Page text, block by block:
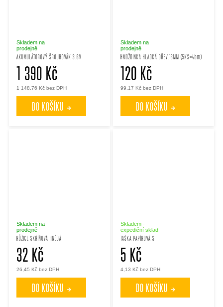
AKUMULÁTOROVÝ ŠROUBOVÁK 3.6V
Skladem na
prodejně
1 148,76 Kč bez DPH
1 390 Kč
DO KOŠÍKU
HMOŽDINKA HLADKÁ DŘEV.16MM (5KS=4bm)
Skladem na
prodejně
99,17 Kč bez DPH
120 Kč
DO KOŠÍKU
RŮŽICE SKŘÍŇOVÁ HNĚDÁ
Skladem na
prodejně
26,45 Kč bez DPH
32 Kč
DO KOŠÍKU
TAŠKA PAPÍROVÁ S
Skladem -
expediční sklad
4,13 Kč bez DPH
5 Kč
DO KOŠÍKU